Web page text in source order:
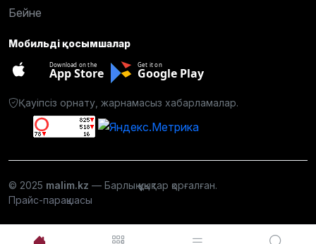
Бейне
Мобильді қосымшалар
Download on the
App Store
Get it on
Google Play
Қауіпсіз орнату, жарнамасыз хабарламалар.
© 2025 malim.kz — Барлық құқықтар қорғалған.
Прайс-парақшасы